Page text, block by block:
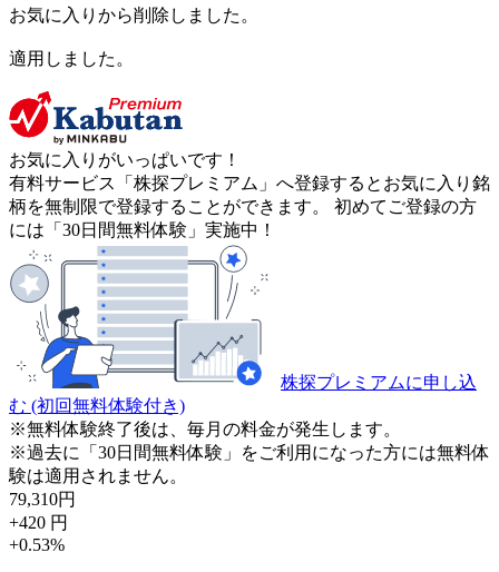
お気に入りから削除しました。
適用しました。
お気に入りがいっぱいです！
有料サービス「株探プレミアム」へ登録するとお気に入り銘
柄を無制限で登録することができます。 初めてご登録の方
には「30日間無料体験」実施中！
株探プレミアムに申し込
む (初回無料体験付き)
※無料体験終了後は、毎月の料金が発生します。
※過去に「30日間無料体験」をご利用になった方には無料体
験は適用されません。
79,310円
+420 円
+0.53%